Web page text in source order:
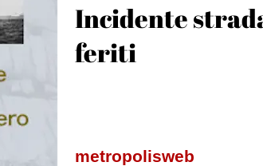
Incidente
feriti
metropolisweb